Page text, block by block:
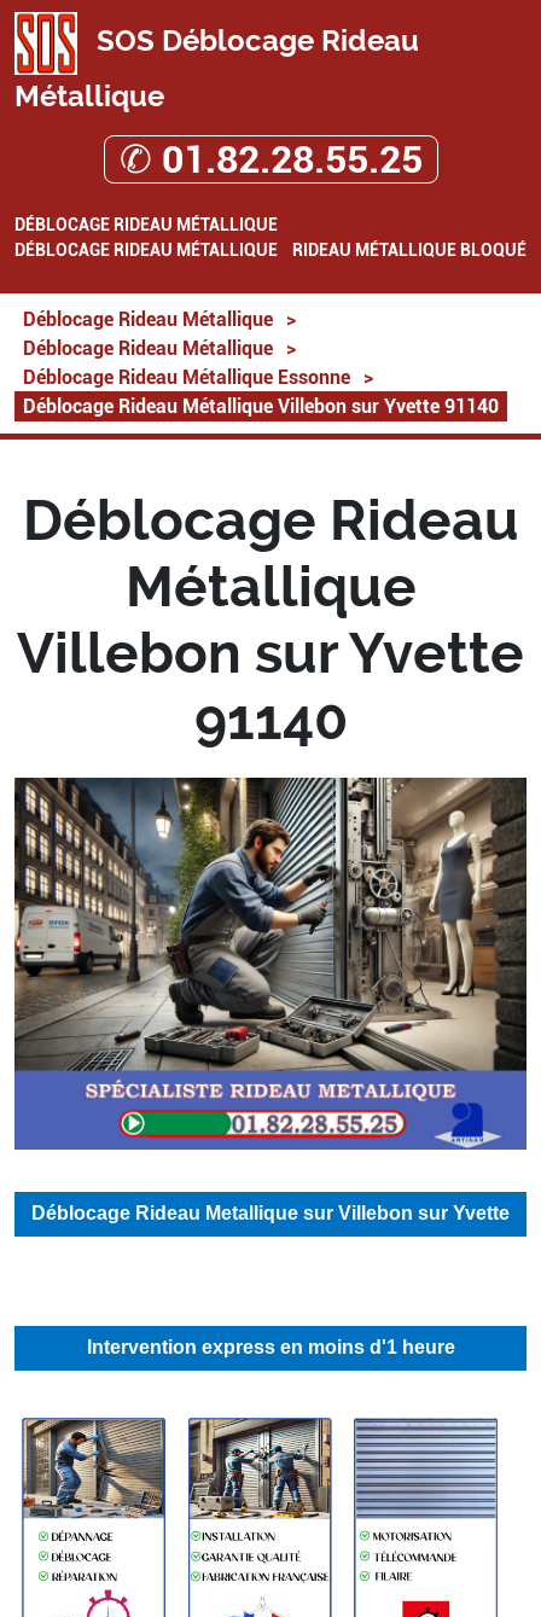
SOS Déblocage Rideau
Métallique
✆ 01.82.28.55.25
DÉBLOCAGE RIDEAU MÉTALLIQUE
DÉBLOCAGE RIDEAU MÉTALLIQUE
RIDEAU MÉTALLIQUE BLOQUÉ
Déblocage Rideau Métallique
>
Déblocage Rideau Métallique
>
Déblocage Rideau Métallique Essonne
>
Déblocage Rideau Métallique Villebon sur Yvette 91140
Déblocage Rideau
Métallique
Villebon sur Yvette
91140
Déblocage Rideau Metallique sur Villebon sur Yvette
Intervention express en moins d'1 heure